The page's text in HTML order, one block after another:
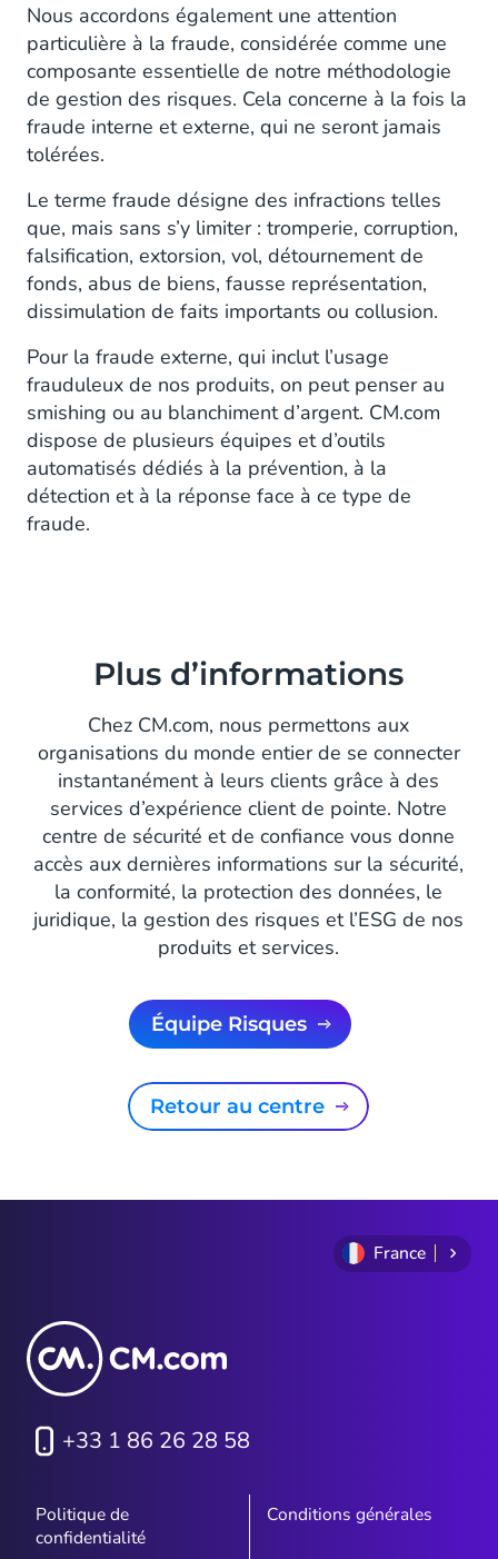
Nous accordons également une attention
particulière à la fraude, considérée comme une
composante essentielle de notre méthodologie
de gestion des risques. Cela concerne à la fois la
fraude interne et externe, qui ne seront jamais
tolérées.
Le terme fraude désigne des infractions telles
que, mais sans s’y limiter : tromperie, corruption,
falsification, extorsion, vol, détournement de
fonds, abus de biens, fausse représentation,
dissimulation de faits importants ou collusion.
Pour la fraude externe, qui inclut l’usage
frauduleux de nos produits, on peut penser au
smishing ou au blanchiment d’argent. CM.com
dispose de plusieurs équipes et d’outils
automatisés dédiés à la prévention, à la
détection et à la réponse face à ce type de
fraude.
Plus d’informations
Chez CM.com, nous permettons aux
organisations du monde entier de se connecter
instantanément à leurs clients grâce à des
services d’expérience client de pointe. Notre
centre de sécurité et de confiance vous donne
accès aux dernières informations sur la sécurité,
la conformité, la protection des données, le
juridique, la gestion des risques et l’ESG de nos
produits et services.
Équipe Risques
Retour au centre
France
+33 1 86 26 28 58
Politique de
confidentialité
Conditions générales